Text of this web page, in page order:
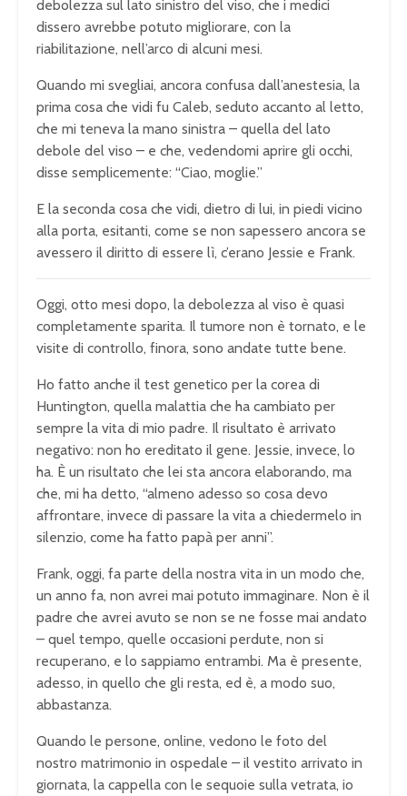
debolezza sul lato sinistro del viso, che i medici
dissero avrebbe potuto migliorare, con la
riabilitazione, nell’arco di alcuni mesi.
Quando mi svegliai, ancora confusa dall’anestesia, la
prima cosa che vidi fu Caleb, seduto accanto al letto,
che mi teneva la mano sinistra – quella del lato
debole del viso – e che, vedendomi aprire gli occhi,
disse semplicemente: “Ciao, moglie.”
E la seconda cosa che vidi, dietro di lui, in piedi vicino
alla porta, esitanti, come se non sapessero ancora se
avessero il diritto di essere lì, c’erano Jessie e Frank.
Oggi, otto mesi dopo, la debolezza al viso è quasi
completamente sparita. Il tumore non è tornato, e le
visite di controllo, finora, sono andate tutte bene.
Ho fatto anche il test genetico per la corea di
Huntington, quella malattia che ha cambiato per
sempre la vita di mio padre. Il risultato è arrivato
negativo: non ho ereditato il gene. Jessie, invece, lo
ha. È un risultato che lei sta ancora elaborando, ma
che, mi ha detto, “almeno adesso so cosa devo
affrontare, invece di passare la vita a chiedermelo in
silenzio, come ha fatto papà per anni”.
Frank, oggi, fa parte della nostra vita in un modo che,
un anno fa, non avrei mai potuto immaginare. Non è il
padre che avrei avuto se non se ne fosse mai andato
– quel tempo, quelle occasioni perdute, non si
recuperano, e lo sappiamo entrambi. Ma è presente,
adesso, in quello che gli resta, ed è, a modo suo,
abbastanza.
Quando le persone, online, vedono le foto del
nostro matrimonio in ospedale – il vestito arrivato in
giornata, la cappella con le sequoie sulla vetrata, io